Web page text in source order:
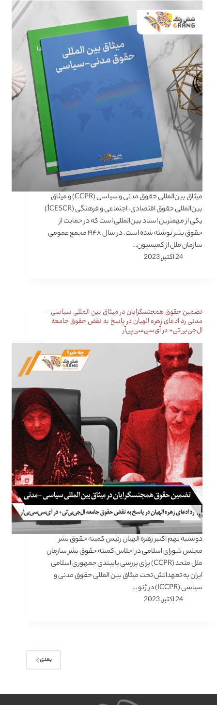
میثاق بین‌المللی حقوق مدنی و سیاسی (CCPR) و میثاق
بین‌المللی حقوق اقتصادی، اجتماعی و فرهنگی (İCESCR)
یکی از مهمترین اسناد بین‌المللی است که در حمایت از
حقوق بشر نوشته شده است. در سال ۱۹۴۸ مجمع عمومی
سازمان ملل از کمیسیون…
24 اکتبر, 2023
تضمین حقوق همجنسگرایان در میثاق بین المللی سیاسی –
مدنی رد ادعای زهره الهیان در پاسخ به نقض حقوق جامعه
ال‌جی‌بی‌تی+ در آی‌سی‌سی‌پی‌آر
دوشنبه نهم اکتبر زهره الهیان رئیس کمیته حقوق بشر
مجلس شورای اسلامی در اجلاس کمیته حقوق بشر سازمان
ملل متحد (CCPR) برای بررسی پایبندی جمهوری اسلامی
ایران به تعهداتش تحت میثاق بین المللی حقوق مدنی و
سیاسی (ICCPR) در ژنو …
24 اکتبر, 2023
بعدی